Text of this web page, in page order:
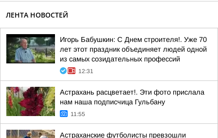
ЛЕНТА НОВОСТЕЙ
Игорь Бабушкин: С Днем строителя!. Уже 70
лет этот праздник объединяет людей одной
из самых созидательных профессий
12:31
Астрахань расцветает!. Эти фото прислала
нам наша подписчица Гульбану
11:55
Астраханские футболисты превзошли